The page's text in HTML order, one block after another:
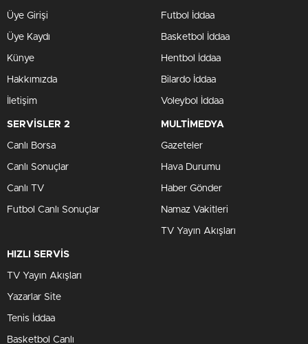
Üye Girişi
Üye Kaydı
Künye
Hakkımızda
İletişim
Futbol İddaa
Basketbol İddaa
Hentbol İddaa
Bilardo İddaa
Voleybol İddaa
SERVİSLER 2
Canlı Borsa
Canlı Sonuçlar
Canlı TV
Futbol Canlı Sonuçlar
MULTİMEDYA
Gazeteler
Hava Durumu
Haber Gönder
Namaz Vakitleri
TV Yayın Akışları
HIZLI SERVİS
TV Yayın Akışları
Yazarlar Site
Tenis İddaa
Basketbol Canlı